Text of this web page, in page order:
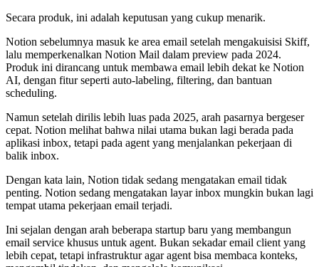
Secara produk, ini adalah keputusan yang cukup menarik.
Notion sebelumnya masuk ke area email setelah mengakuisisi Skiff,
lalu memperkenalkan Notion Mail dalam preview pada 2024.
Produk ini dirancang untuk membawa email lebih dekat ke Notion
AI, dengan fitur seperti auto-labeling, filtering, dan bantuan
scheduling.
Namun setelah dirilis lebih luas pada 2025, arah pasarnya bergeser
cepat. Notion melihat bahwa nilai utama bukan lagi berada pada
aplikasi inbox, tetapi pada agent yang menjalankan pekerjaan di
balik inbox.
Dengan kata lain, Notion tidak sedang mengatakan email tidak
penting. Notion sedang mengatakan layar inbox mungkin bukan lagi
tempat utama pekerjaan email terjadi.
Ini sejalan dengan arah beberapa startup baru yang membangun
email service khusus untuk agent. Bukan sekadar email client yang
lebih cepat, tetapi infrastruktur agar agent bisa membaca konteks,